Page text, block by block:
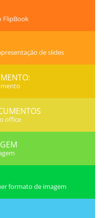
FlipBook
de slides
office
formato de imagem